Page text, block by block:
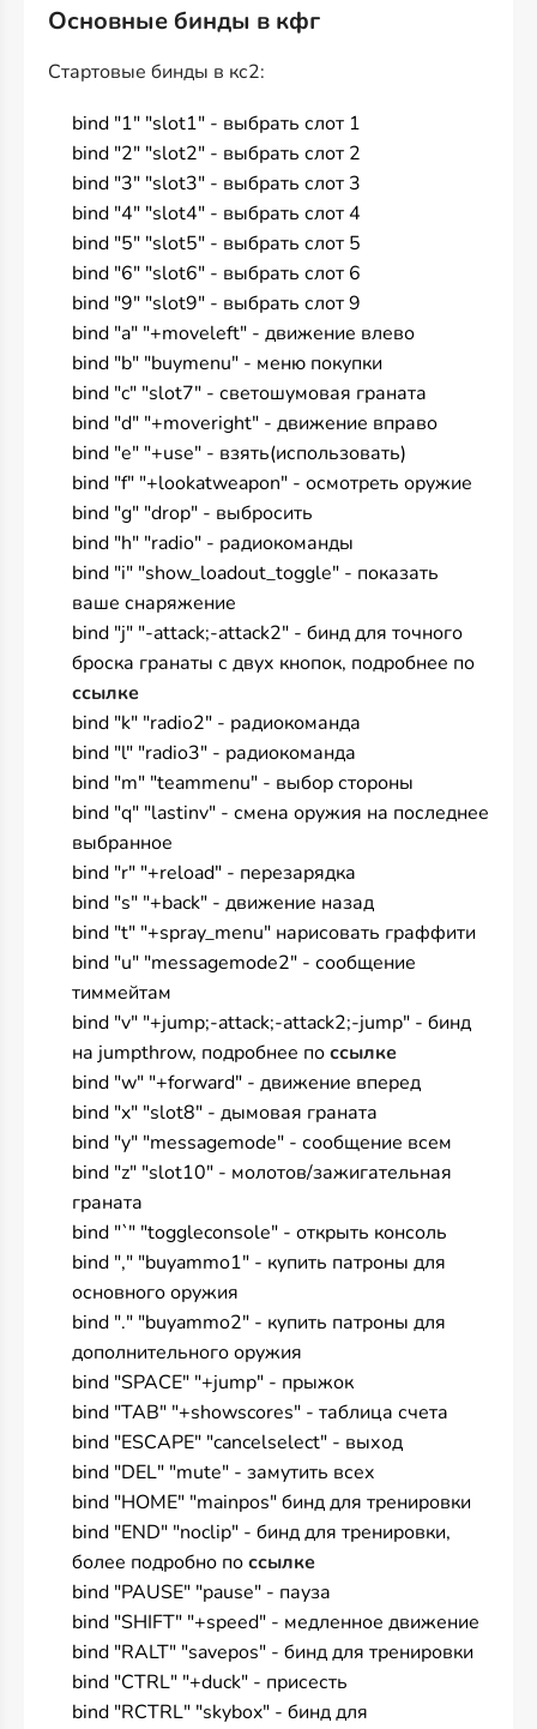
Основные бинды в кфг
Стартовые бинды в кс2:
bind "1" "slot1" - выбрать слот 1
bind "2" "slot2" - выбрать слот 2
bind "3" "slot3" - выбрать слот 3
bind "4" "slot4" - выбрать слот 4
bind "5" "slot5" - выбрать слот 5
bind "6" "slot6" - выбрать слот 6
bind "9" "slot9" - выбрать слот 9
bind "a" "+moveleft" - движение влево
bind "b" "buymenu" - меню покупки
bind "c" "slot7" - светошумовая граната
bind "d" "+moveright" - движение вправо
bind "e" "+use" - взять(использовать)
bind "f" "+lookatweapon" - осмотреть оружие
bind "g" "drop" - выбросить
bind "h" "radio" - радиокоманды
bind "i" "show_loadout_toggle" - показать
ваше снаряжение
bind "j" "-attack;-attack2" - бинд для точного
броска гранаты с двух кнопок, подробнее по
ссылке
bind "k" "radio2" - радиокоманда
bind "l" "radio3" - радиокоманда
bind "m" "teammenu" - выбор стороны
bind "q" "lastinv" - смена оружия на последнее
выбранное
bind "r" "+reload" - перезарядка
bind "s" "+back" - движение назад
bind "t" "+spray_menu" нарисовать граффити
bind "u" "messagemode2" - сообщение
тиммейтам
bind "v" "+jump;-attack;-attack2;-jump" - бинд
на jumpthrow, подробнее поссылке
bind "w" "+forward" - движение вперед
bind "x" "slot8" - дымовая граната
bind "y" "messagemode" - сообщение всем
bind "z" "slot10" - молотов/зажигательная
граната
bind "`" "toggleconsole" - открыть консоль
bind "," "buyammo1" - купить патроны для
основного оружия
bind "." "buyammo2" - купить патроны для
дополнительного оружия
bind "SPACE" "+jump" - прыжок
bind "TAB" "+showscores" - таблица счета
bind "ESCAPE" "cancelselect" - выход
bind "DEL" "mute" - замутить всех
bind "HOME" "mainpos" бинд для тренировки
bind "END" "noclip" - бинд для тренировки,
более подробно поссылке
bind "PAUSE" "pause" - пауза
bind "SHIFT" "+speed" - медленное движение
bind "RALT" "savepos" - бинд для тренировки
bind "CTRL" "+duck" - присесть
bind "RCTRL" "skybox" - бинд для